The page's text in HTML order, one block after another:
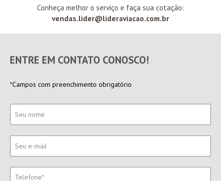
Conheça melhor o serviço e faça sua cotação:
vendas.lider@lideraviacao.com.br
ENTRE EM CONTATO CONOSCO!
*Campos com preenchimento obrigatório